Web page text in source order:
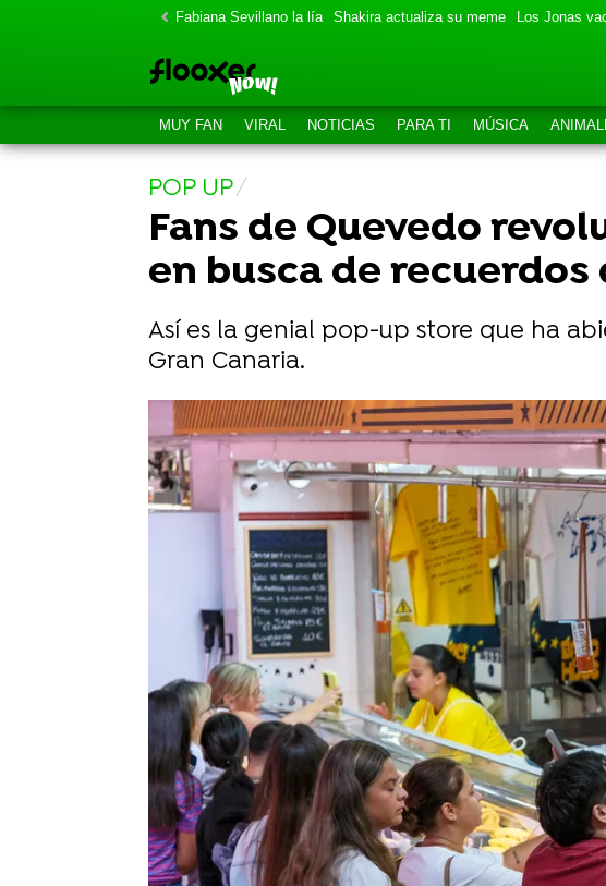
Fabiana Sevillano la lía Shakira actualiza su meme Los Jonas
MUY FAN VIRAL NOTICIAS PARA TI MÚSICA
POP UP
Fans de Quevedo
en busca de recuerdos
Así es la genial pop-up store que ha
Gran Canaria.